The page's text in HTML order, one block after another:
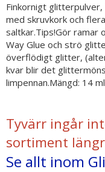
Finkornigt
med skruvkork och
saltkar.Tips!Gör ramar
Way Glue och strö
överflödigt glitter,
kvar blir det
limpennan.Mängd: 14
Tyvärr ingår
sortiment
Se allt inom